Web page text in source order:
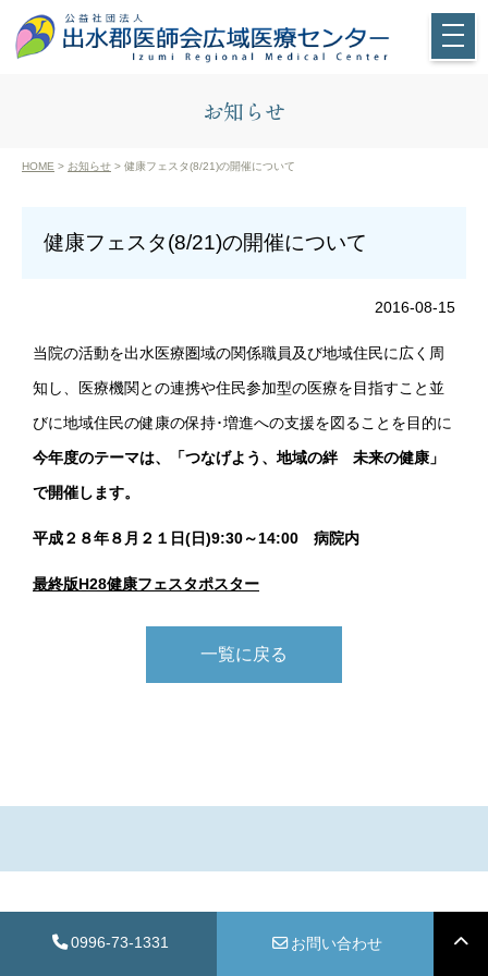
お知らせ
HOME > お知らせ > 健康フェスタ(8/21)の開催について
健康フェスタ(8/21)の開催について
2016-08-15
当院の活動を出水医療圏域の関係職員及び地域住民に広く周
知し、医療機関との連携や住民参加型の医療を目指すこと並
びに地域住民の健康の保持･増進への支援を図ることを目的に
今年度のテーマは、「つなげよう、地域の絆 未来の健康」
で開催します。
平成２８年８月２１日(日)9:30～14:00 病院内
最終版H28健康フェスタポスター
一覧に戻る
0996-73-1331 お問い合わせ